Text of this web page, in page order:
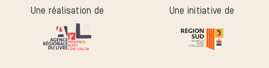
Une réalisation de Une initiative de